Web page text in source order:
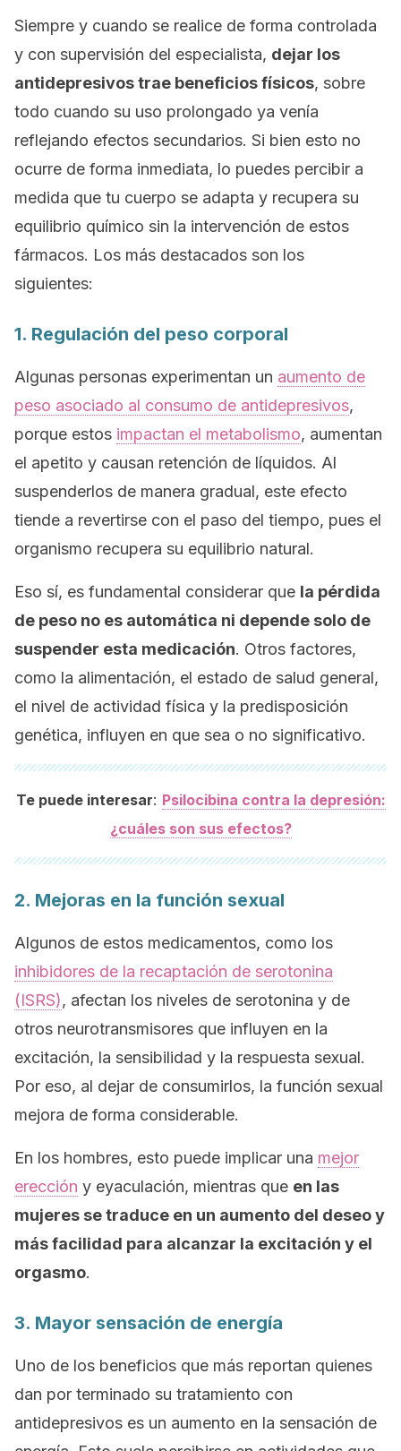
Siempre y cuando se realice de forma controlada
y con supervisión del especialista, dejar los
antidepresivos trae beneficios físicos, sobre
todo cuando su uso prolongado ya venía
reflejando efectos secundarios. Si bien esto no
ocurre de forma inmediata, lo puedes percibir a
medida que tu cuerpo se adapta y recupera su
equilibrio químico sin la intervención de estos
fármacos. Los más destacados son los
siguientes:
1. Regulación del peso corporal
Algunas personas experimentan un aumento de
peso asociado al consumo de antidepresivos,
porque estos impactan el metabolismo, aumentan
el apetito y causan retención de líquidos. Al
suspenderlos de manera gradual, este efecto
tiende a revertirse con el paso del tiempo, pues el
organismo recupera su equilibrio natural.
Eso sí, es fundamental considerar que la pérdida
de peso no es automática ni depende solo de
suspender esta medicación. Otros factores,
como la alimentación, el estado de salud general,
el nivel de actividad física y la predisposición
genética, influyen en que sea o no significativo.
Te puede interesar: Psilocibina contra la depresión:
¿cuáles son sus efectos?
2. Mejoras en la función sexual
Algunos de estos medicamentos, como los
inhibidores de la recaptación de serotonina
(ISRS), afectan los niveles de serotonina y de
otros neurotransmisores que influyen en la
excitación, la sensibilidad y la respuesta sexual.
Por eso, al dejar de consumirlos, la función sexual
mejora de forma considerable.
En los hombres, esto puede implicar una mejor
erección y eyaculación, mientras que en las
mujeres se traduce en un aumento del deseo y
más facilidad para alcanzar la excitación y el
orgasmo.
3. Mayor sensación de energía
Uno de los beneficios que más reportan quienes
dan por terminado su tratamiento con
antidepresivos es un aumento en la sensación de